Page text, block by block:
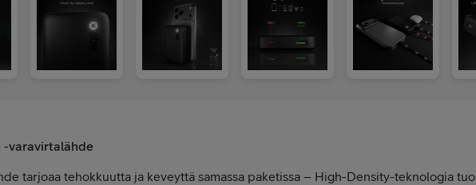
-varavirtalähde
tarjoaa tehokkuutta ja keveyttä samassa paketissa – High-Density-teknologia tuo